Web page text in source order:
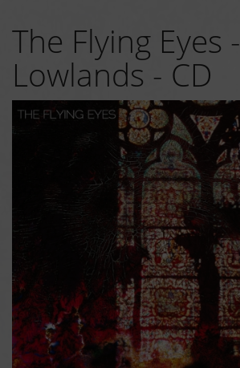
The Flying Eyes -
Lowlands - CD